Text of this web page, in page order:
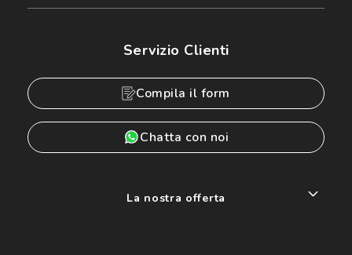
Servizio Clienti
Compila il form
Chatta con noi
La nostra offerta